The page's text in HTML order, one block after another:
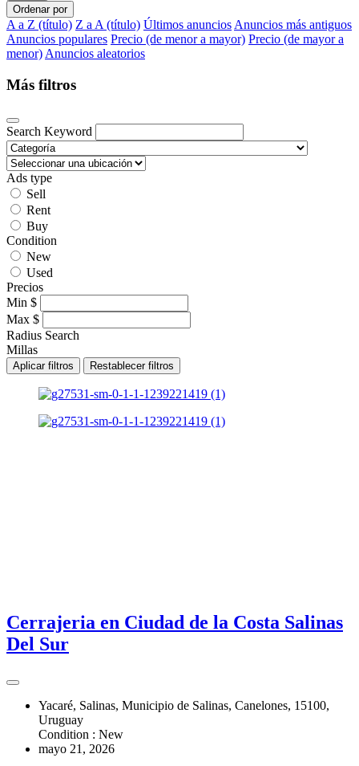
Ordenar por
A a Z (título) Z a A (título) Últimos anuncios Anuncios más antiguos
Anuncios populares Precio (de menor a mayor) Precio (de mayor a
menor) Anuncios aleatorios
Más filtros
Search Keyword
Ads type
Sell
Rent
Buy
Condition
New
Used
Precios
Min $
Max $
Radius Search
Millas
Aplicar filtros Restablecer filtros
Cerrajeria en Ciudad de la Costa Salinas
Del Sur
Yacaré, Salinas, Municipio de Salinas, Canelones, 15100,
Uruguay
Condition : New
mayo 21, 2026